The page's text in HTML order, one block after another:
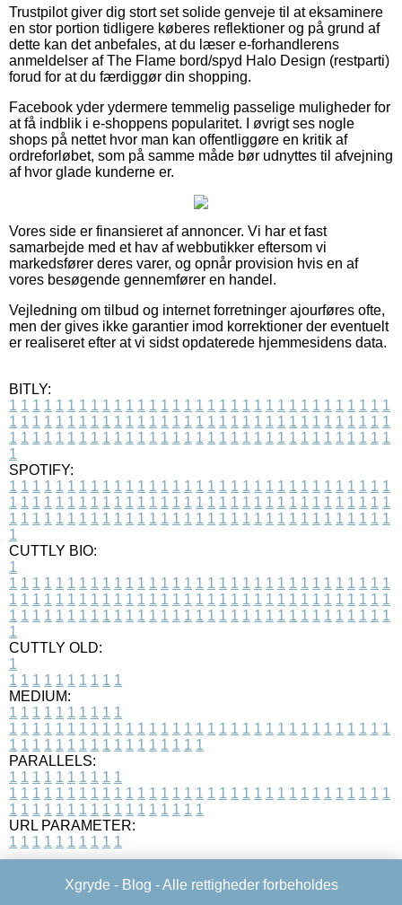
Trustpilot giver dig stort set solide genveje til at eksaminere
en stor portion tidligere køberes reflektioner og på grund af
dette kan det anbefales, at du læser e-forhandlerens
anmeldelser af The Flame bord/spyd Halo Design (restparti)
forud for at du færdiggør din shopping.
Facebook yder ydermere temmelig passelige muligheder for
at få indblik i e-shoppens popularitet. I øvrigt ses nogle
shops på nettet hvor man kan offentliggøre en kritik af
ordreforløbet, som på samme måde bør udnyttes til afvejning
af hvor glade kunderne er.
Vores side er finansieret af annoncer. Vi har et fast
samarbejde med et hav af webbutikker eftersom vi
markedsfører deres varer, og opnår provision hvis en af
vores besøgende gennemfører en handel.
Vejledning om tilbud og internet forretninger ajourføres ofte,
men der gives ikke garantier imod korrektioner der eventuelt
er realiseret efter at vi sidst opdaterede hjemmesidens data.
BITLY:
1 1 1 1 1 1 1 1 1 1 1 1 1 1 1 1 1 1 1 1 1 1 1 1 1 1 1 1 1 1 1 1 1
1 1 1 1 1 1 1 1 1 1 1 1 1 1 1 1 1 1 1 1 1 1 1 1 1 1 1 1 1 1 1 1 1
1 1 1 1 1 1 1 1 1 1 1 1 1 1 1 1 1 1 1 1 1 1 1 1 1 1 1 1 1 1 1 1 1
1
SPOTIFY:
1 1 1 1 1 1 1 1 1 1 1 1 1 1 1 1 1 1 1 1 1 1 1 1 1 1 1 1 1 1 1 1 1
1 1 1 1 1 1 1 1 1 1 1 1 1 1 1 1 1 1 1 1 1 1 1 1 1 1 1 1 1 1 1 1 1
1 1 1 1 1 1 1 1 1 1 1 1 1 1 1 1 1 1 1 1 1 1 1 1 1 1 1 1 1 1 1 1 1
1
CUTTLY BIO:
1
1 1 1 1 1 1 1 1 1 1 1 1 1 1 1 1 1 1 1 1 1 1 1 1 1 1 1 1 1 1 1 1 1
1 1 1 1 1 1 1 1 1 1 1 1 1 1 1 1 1 1 1 1 1 1 1 1 1 1 1 1 1 1 1 1 1
1 1 1 1 1 1 1 1 1 1 1 1 1 1 1 1 1 1 1 1 1 1 1 1 1 1 1 1 1 1 1 1 1
1
CUTTLY OLD:
1
1 1 1 1 1 1 1 1 1 1
MEDIUM:
1 1 1 1 1 1 1 1 1 1
1 1 1 1 1 1 1 1 1 1 1 1 1 1 1 1 1 1 1 1 1 1 1 1 1 1 1 1 1 1 1 1 1
1 1 1 1 1 1 1 1 1 1 1 1 1 1 1 1 1
PARALLELS:
1 1 1 1 1 1 1 1 1 1
1 1 1 1 1 1 1 1 1 1 1 1 1 1 1 1 1 1 1 1 1 1 1 1 1 1 1 1 1 1 1 1 1
1 1 1 1 1 1 1 1 1 1 1 1 1 1 1 1 1
URL PARAMETER:
1 1 1 1 1 1 1 1 1 1
Xgryde - Blog - Alle rettigheder forbeholdes